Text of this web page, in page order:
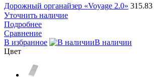
Дорожный органайзер «Voyage 2.0»
Уточнить наличие
Подробнее
Сравнение
В избранное
В наличии
Цвет